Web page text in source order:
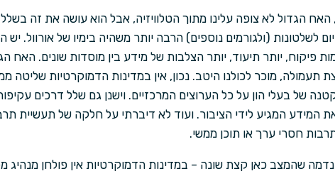
הגדול לא צופה עלינו מתוך הטלוויזיה, אבל הוא עושה את זה
לשלטונות (ולגורמים נוספים) הרבה יותר משהיה בימיו של אורוול. יש
פיקוח, יותר תיעוד, יותר הצלבות של מידע בין מוסדות שונים. האח
תעמולה, מוכר לכולנו היטב. נכון, אין במדינות הדמוקרטיות
של בעלי הון על כל הערוצים המרכזיים. וישנן גם שלל דרכים
המידע המגיע לידי הציבור. ועוד לא דיברתי על חלקה של תעשיית
חסרי ערך או תוכן ממשי.
שהמצב כאן קצת שונה – במדינות הדמוקרטיות אין פולחן מנהיג